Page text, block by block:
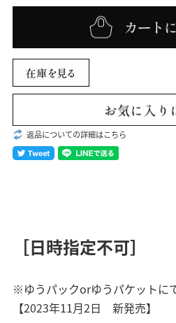
返品についての詳細はこちら
［日時指定不可］
※ゆうパックorゆうパケットに
【2023年11月2日 新発売】